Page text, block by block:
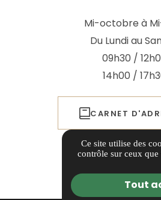
Mi-octobre à
Du Lundi au
09h30 /
14h00 /
CARNET
Ce site utilise des
contrôle sur ceux
Tout